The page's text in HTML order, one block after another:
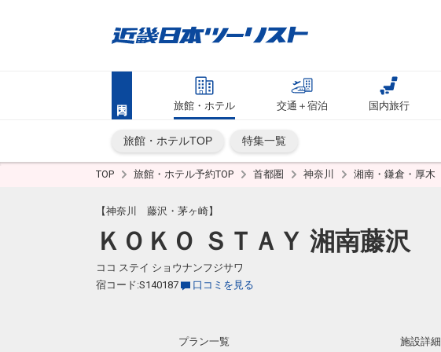
旅館・ホテル 交通＋宿泊 国内旅行
旅館・ホテルTOP 特集一覧
TOP 旅館・ホテル予約TOP 首都圏 神奈川 湘南・鎌倉・厚木
【神奈川 藤沢・茅ヶ崎】
ＫＯＫＯ ＳＴＡＹ 湘南藤沢
ココ ステイ ショウナンフジサワ
宿コード:S140187
口コミを見る
プラン一覧 施設詳細